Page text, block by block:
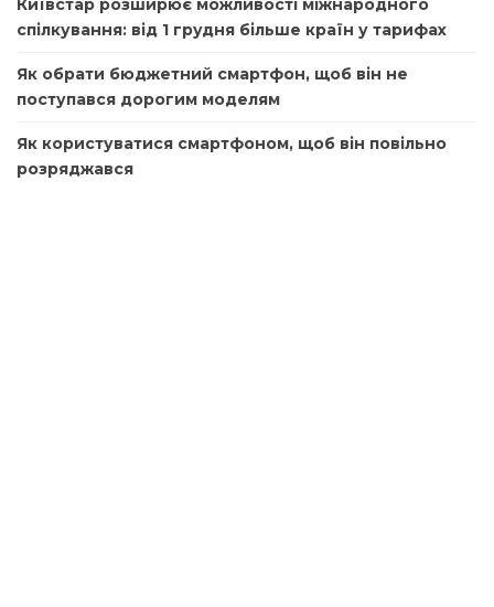
Київстар розширює можливості міжнародного
спілкування: від 1 грудня більше країн у тарифах
Як обрати бюджетний смартфон, щоб він не
поступався дорогим моделям
Як користуватися смартфоном, щоб він повільно
розряджався